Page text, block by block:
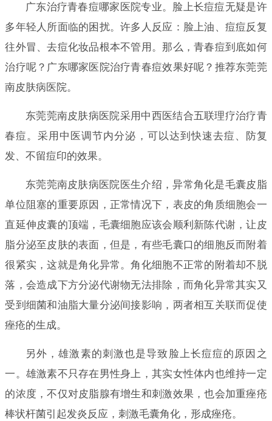
广东治疗青春痘哪家医院专业。脸上长痘痘无疑是许
多年轻人所面临的困扰。许多人反应：脸上油、痘痘反复
往外冒、去痘化妆品根本不管用。那么，青春痘到底如何
治疗呢？广东哪家医院治疗青春痘效果好呢？推荐东莞莞
南皮肤病医院。
东莞莞南皮肤病医院采用中西医结合五联理疗治疗青
春痘。采用中医调节内分泌，可以达到快速去痘、防复
发、不留痘印的效果。
东莞莞南皮肤病医院医生介绍，异常角化是毛囊皮脂
单位阻塞的重要原因，正常情况下，表皮的角质细胞会一
直延伸皮囊的顶端，毛囊细胞应该会顺利新陈代谢，让皮
脂分泌至皮肤的表面，但是，有些毛囊口的细胞反而附着
很紧实，这就是角化异常。角化细胞不正常的附着却不脱
落，会造成下方分泌代谢物无法排除，而角化异常其实又
受到细菌和油脂大量分泌间接影响，两者相互关联而促使
痤疮的生成。
另外，雄激素的刺激也是导致脸上长痘痘的原因之
一。雄激素不只存在男性身上，其实女性体内也维持一定
的浓度，不仅对皮脂腺有增生和刺激效果，也会加重痤疮
棒状杆菌引起发炎反应，刺激毛囊角化，形成痤疮。